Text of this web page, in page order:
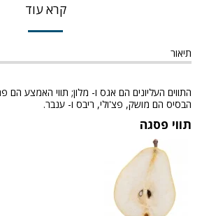
קרא עוד
תיאור
התווים העליונים הם אגס ו- מלון; תווי האמצע הם
הבסיס הם מושק, פצ'ולי, ריבס ו- ענבר.
תווי פסגה